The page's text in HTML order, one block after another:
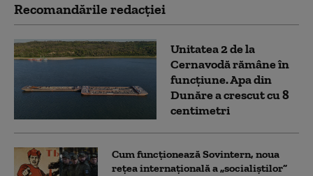
Recomandările redacţiei
Unitatea 2 de la
Cernavodă rămâne în
funcțiune. Apa din
Dunăre a crescut cu 8
centimetri
Cum funcționează Sovintern, noua
rețea internațională a „socialiștilor”